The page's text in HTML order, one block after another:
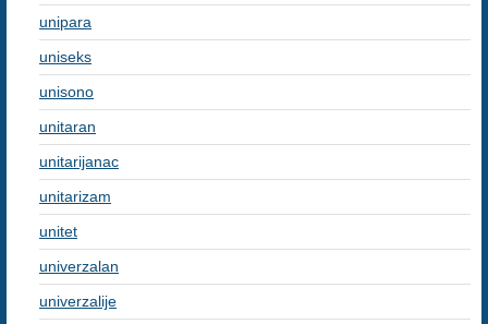
unipara
uniseks
unisono
unitaran
unitarijanac
unitarizam
unitet
univerzalan
univerzalije